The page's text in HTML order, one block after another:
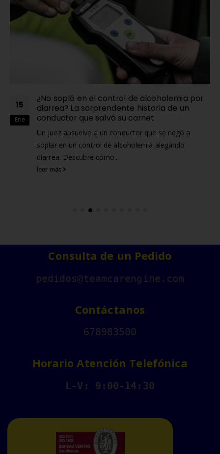
15
Ene
¿No sopló en el control de alcoholemia por
diarrea? La sorprendente historia de un
conductor que salvó su carnet
Un juez absuelve a un conductor que se negó a
soplar en un control de alcoholemia alegando
diarrea. Descubre cómo...
leer más
Consulta de un Pedido
pedidos@teamcarengine.com
Contáctanos
678983500
Horario Atención Telefónica
L-V: 9:00-14:30